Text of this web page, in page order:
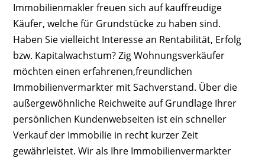
Immobilienmakler freuen sich auf kauffreudige
Käufer, welche für Grundstücke zu haben sind.
Haben Sie vielleicht Interesse an Rentabilität, Erfolg
bzw. Kapitalwachstum? Zig Wohnungsverkäufer
möchten einen erfahrenen,freundlichen
Immobilienvermarkter mit Sachverstand. Über die
außergewöhnliche Reichweite auf Grundlage Ihrer
persönlichen Kundenwebseiten ist ein schneller
Verkauf der Immobilie in recht kurzer Zeit
gewährleistet. Wir als Ihre Immobilienvermarkter